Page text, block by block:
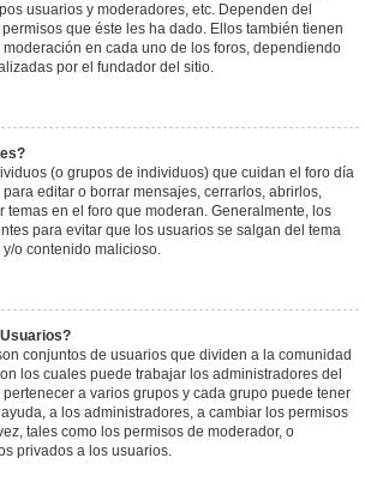
usuarios y moderadores, etc. Dependen del
que éste les ha dado. Ellos también tienen
en cada uno de los foros, dependiendo
por el fundador del sitio.
(o grupos de individuos) que cuidan el foro día
editar o borrar mensajes, cerrarlos, abrirlos,
temas en el foro que moderan. Generalmente, los
para evitar que los usuarios se salgan del tema
o contenido malicioso.
conjuntos de usuarios que dividen a la comunidad
los cuales puede trabajar los administradores del
a varios grupos y cada grupo puede tener
a los administradores, a cambiar los permisos
tales como los permisos de moderador, o
privados a los usuarios.